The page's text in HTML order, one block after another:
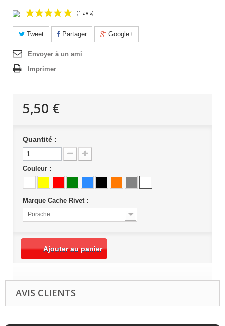
Tweet Partager Google+
Envoyer à un ami
Imprimer
5,50 €
Quantité :
Couleur :
Marque Cache Rivet :
Porsche
Ajouter au panier
AVIS CLIENTS